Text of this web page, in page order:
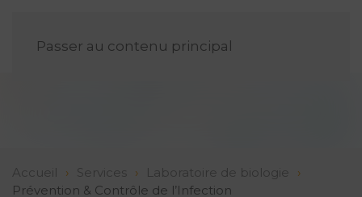
Passer au contenu principal
Accueil Services
Laboratoire de biologie
Prévention & Contrôle de l’Infection